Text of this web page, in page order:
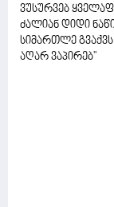
ვუსურვებ
ძალიან დიდი
სიმართლე
აღარ ვაპირებ''